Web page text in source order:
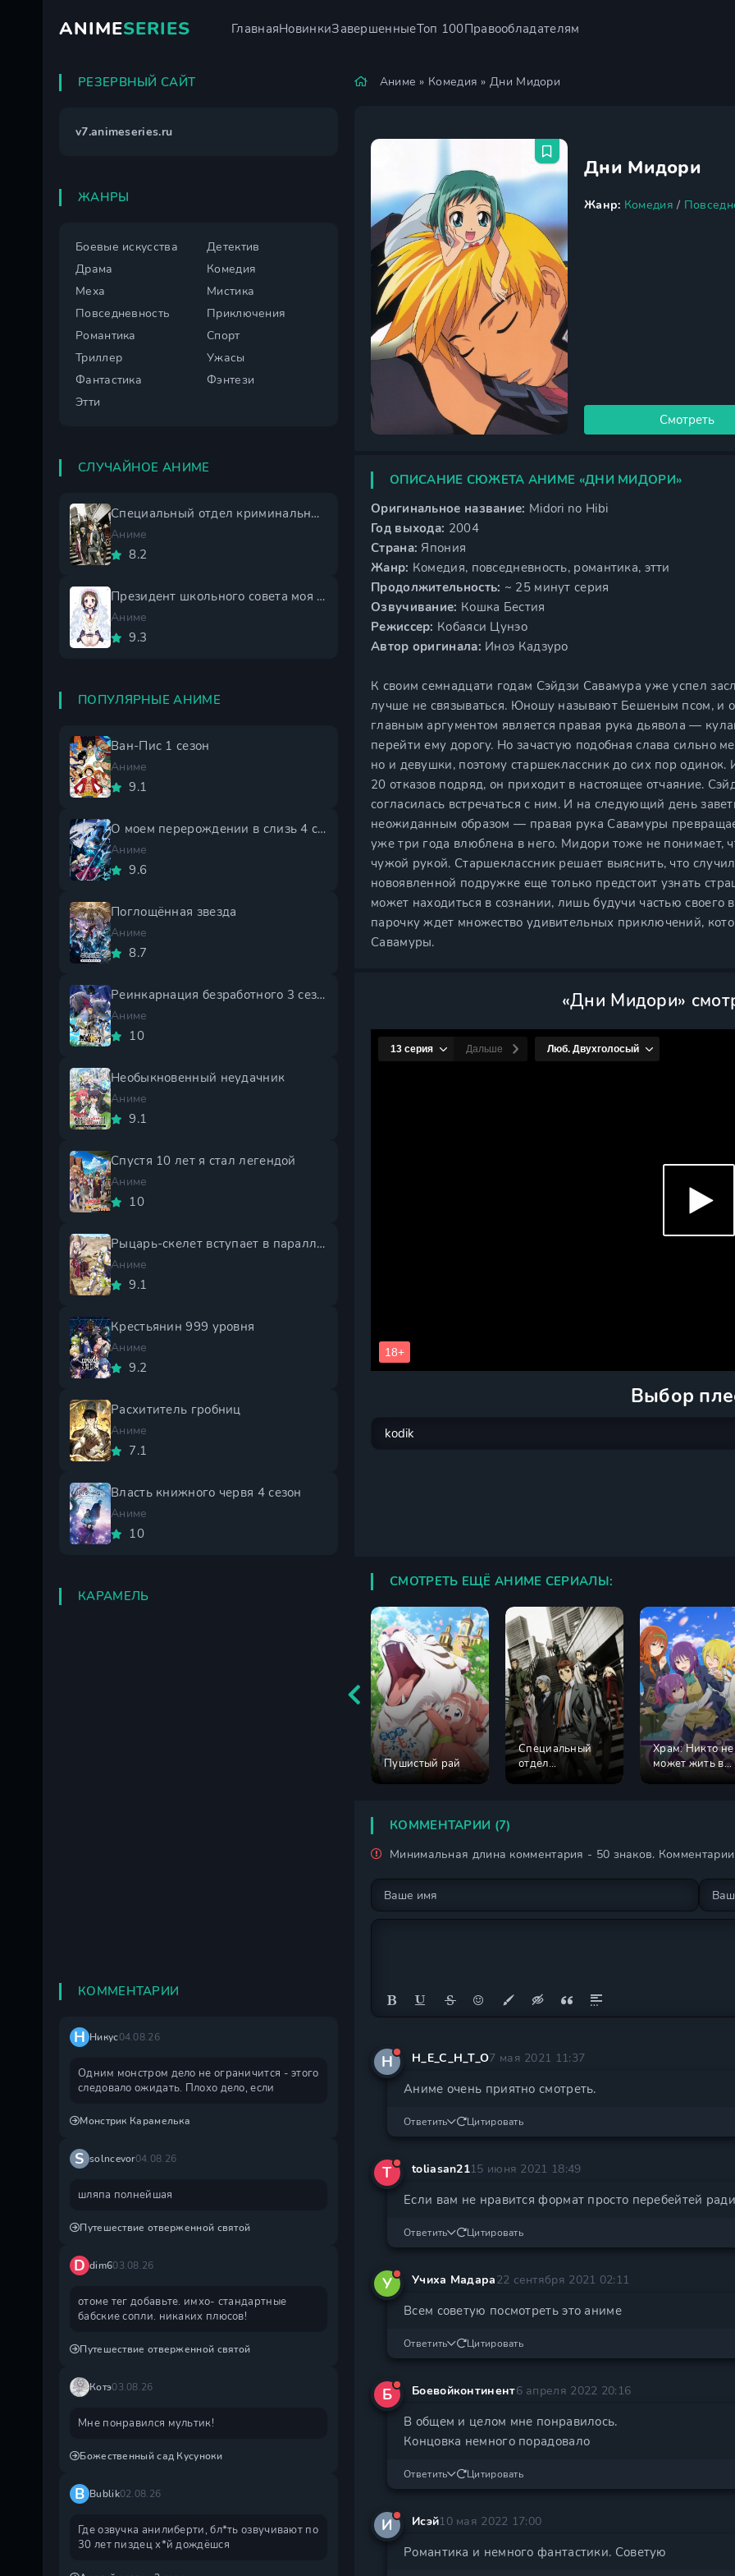
ANIMESERIES ГлавнаяНовинкиЗавершенныеТоп 100Правообладателям
Аниме » Комедия » Дни Мидори
Дни Мидори
Жанр: Комедия /
Смотреть
ОПИСАНИЕ СЮЖЕТА АНИМЕ «ДНИ МИДОРИ»
Оригинальное название: Midori no Hibi
Год выхода: 2004
Страна: Япония
Жанр: Комедия, повседневность, романтика, этти
Продолжительность: ~ 25 минут серия
Озвучивание: Кошка Бестия
Режиссер: Кобаяси Цунэо
Автор оригинала: Иноэ Кадзуро
К своим семнадцати годам Сэйдзи Савамура уже успел
лучше не связываться. Юношу называют Бешеным псом, и
главным аргументом является правая рука дьявола —
перейти ему дорогу. Но зачастую подобная слава сильно
но и девушки, поэтому старшеклассник до сих пор одинок.
20 отказов подряд, он приходит в настоящее отчаяние.
согласилась встречаться с ним. И на следующий день
неожиданным образом — правая рука Савамуры
уже три года влюблена в него. Мидори тоже не понимает,
чужой рукой. Старшеклассник решает выяснить, что
новоявленной подружке еще только предстоит узнать
может находиться в сознании, лишь будучи частью
парочку ждет множество удивительных приключений,
Савамуры.
«Дни Мидори»
Выбор
СМОТРЕТЬ ЕЩЁ АНИМЕ СЕРИАЛЫ:
Пушистый рай
Специальный
отдел
Храм: Никто не
может жить в
КОММЕНТАРИИ (7)
Минимальная длина комментария - 50 знаков.
H H_E_C_H_T_O7 мая 2021 11:37
Аниме очень приятно смотреть.
Ответить Цитировать
T toliasan2115 июня 2021 18:49
Если вам не нравится формат просто перебейтей
Ответить Цитировать
У Учиха Мадара22 сентября 2021 02:11
Всем советую посмотреть это аниме
Ответить Цитировать
Б Боевойконтинент6 апреля 2022 20:16
В общем и целом мне понравилось.
Концовка немного порадовало
Ответить Цитировать
И Исэй10 мая 2022 17:00
Романтика и немного фантастики. Советую
РЕЗЕРВНЫЙ САЙТ
v7.animeseries.ru
ЖАНРЫ
Боевые искусства
Детектив
Драма
Комедия
Меха
Мистика
Повседневность
Приключения
Романтика
Спорт
Триллер
Ужасы
Фантастика
Фэнтези
Этти
СЛУЧАЙНОЕ АНИМЕ
Специальный отдел криминальных расследований: Токунана
Аниме
8.2
Президент школьного совета моя невеста 1 сезон
Аниме
9.3
ПОПУЛЯРНЫЕ АНИМЕ
Ван-Пис 1 сезон
Аниме
9.1
О моем перерождении в слизь 4 сезон
Аниме
9.6
Поглощённая звезда
Аниме
8.7
Реинкарнация безработного 3 сезон
Аниме
10
Необыкновенный неудачник
Аниме
9.1
Спустя 10 лет я стал легендой
Аниме
10
Рыцарь-скелет вступает в параллельный мир 2 сезон
Аниме
9.1
Крестьянин 999 уровня
Аниме
9.2
Расхититель гробниц
Аниме
7.1
Власть книжного червя 4 сезон
Аниме
10
КАРАМЕЛЬ
КОММЕНТАРИИ
Н Никус04.08.26
Одним монстром дело не ограничится - этого
следовало ожидать. Плохо дело, если
Монстрик Карамелька
S solncevor04.08.26
шляпа полнейшая
Путешествие отверженной святой
D dim603.08.26
отоме тег добавьте. имхо- стандартные
бабские сопли. никаких плюсов!
Путешествие отверженной святой
Котэ03.08.26
Мне понравился мультик!
Божественный сад Кусуноки
B Bublik02.08.26
Где озвучка анилиберти, бл*ть озвучивают по
30 лет пиздец х*й дождëшся